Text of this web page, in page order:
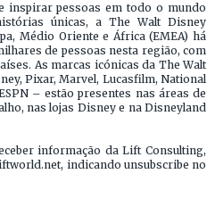
inspirar pessoas em todo o mundo
únicas, a The Walt Disney
Médio Oriente e África (EMEA) há
de pessoas nesta região, com
As marcas icónicas da The Walt
Pixar, Marvel, Lucasfilm, National
– estão presentes nas áreas de
nas lojas Disney e na Disneyland
informação da Lift Consulting,
indicando unsubscribe no